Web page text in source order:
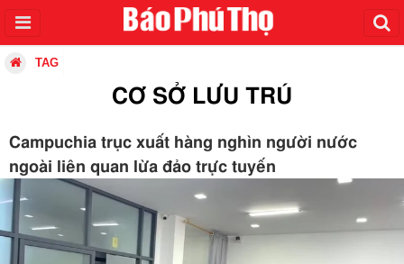
TAG
CƠ SỞ LƯU TRÚ
Campuchia trục xuất hàng nghìn người nước
ngoài liên quan lừa đảo trực tuyến